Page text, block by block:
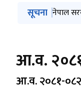
मुख्य नेभिगेसनमा
सूचना नेपाल
नागरिक
प्रदेश
स्थानीय
आ.व.
आ.व. २०८१-०८२